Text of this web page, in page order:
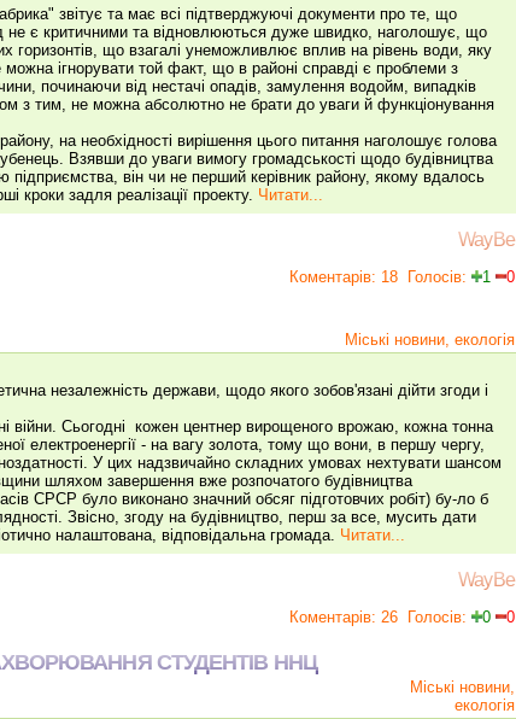
звітує та має всі підтверджуючі документи про те, що
не є критичними та відновлюються дуже швидко, наголошує, що
горизонтів, що взагалі унеможливлює вплив на рівень води, яку
ігнорувати той факт, що в районі справді є проблеми з
починаючи від нестачі опадів, замулення водойм, випадків
з тим, не можна абсолютно не брати до уваги й функціонування
на необхідності вирішення цього питання наголошує голова
Взявши до уваги вимогу громадськості щодо будівництва
підприємства, він чи не перший керівник району, якому вдалось
кроки задля реалізації проекту. Читати...
WayBe
Коментарів: 18 Голосів: 1 0
Міські новини, екологія
незалежність держави, щодо якого зобов'язані дійти згоди і
війни. Сьогодні кожен центнер вирощеного врожаю, кожна тонна
електроенергії - на вагу золота, тому що вони, в першу чергу,
У цих надзвичайно складних умовах нехтувати шансом
шляхом завершення вже розпочатого будівництва
СРСР було виконано значний обсяг підготовчих робіт) бу-ло б
Звісно, згоду на будівництво, перш за все, мусить дати
налаштована, відповідальна громада. Читати...
WayBe
Коментарів: 26 Голосів: 0 0
СТУДЕНТІВ ННЦ
Міські новини,
екологія